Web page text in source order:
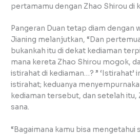
pertamamu dengan Zhao Shirou di
Pangeran Duan tetap diam dengan
Jianing melanjutkan, “Dan
bukankah itu di dekat kediaman
mana kereta Zhao Shirou mogok,
istirahat di kediaman…? ” ‘Istirahat’
istirahat; keduanya
kediaman tersebut, dan setelah itu,
sana.
“Bagaimana kamu bisa mengetahui